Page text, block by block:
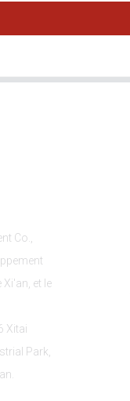
Co.,
et le
Xitai
Park,